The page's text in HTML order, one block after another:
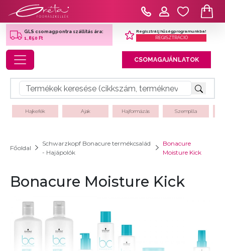
GLS csomagpontra szállítás ára:
1,850 Ft
Regisztrálj hűségprogramunkba!
REGISZTRÁCIÓ
Toggle navigation CSOMAGAJÁNLATOK
Hajkefék Ajak Hajformázás Szempilla
Főoldal
Schwarzkopf Bonacure termékcsalád
- Hajápolók
Bonacure
Moisture Kick
Bonacure Moisture Kick